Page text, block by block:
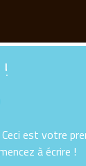
!
est votre
à écrire !